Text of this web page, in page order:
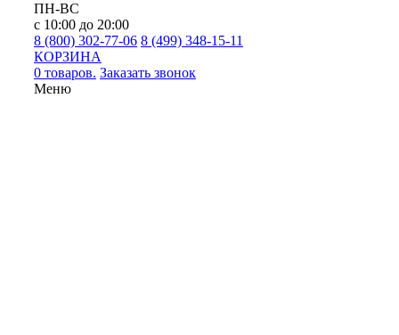
ПН-ВС
с 10:00 до 20:00
8 (800) 302-77-06 8 (499) 348-15-11
КОРЗИНА
0 товаров. Заказать звонок
Меню